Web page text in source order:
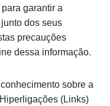
garantir a
dos seus
precauções
dessa informação.
sobre a
(Links)